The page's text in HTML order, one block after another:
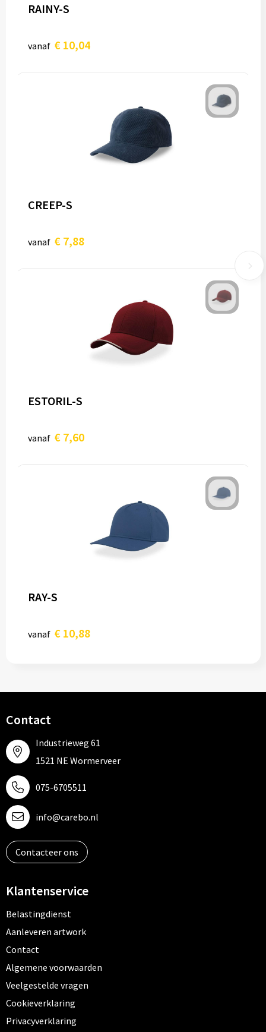
RAINY-S
vanaf € 10,04
CREEP-S
vanaf € 7,88
ESTORIL-S
vanaf € 7,60
RAY-S
vanaf € 10,88
Contact
Industrieweg 61
1521 NE Wormerveer
075-6705511
info@carebo.nl
Contacteer ons
Klantenservice
Belastingdienst
Aanleveren artwork
Contact
Algemene voorwaarden
Veelgestelde vragen
Cookieverklaring
Privacyverklaring